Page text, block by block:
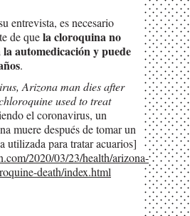
entrevista, es necesario
de quela cloroquina no
la automedicación y puede
.
Arizona man dies after
used to treat
el coronavirus, un
muere después de tomar un
utilizada para tratar acuarios]
2020/03/23/health/arizona-
death/index.html